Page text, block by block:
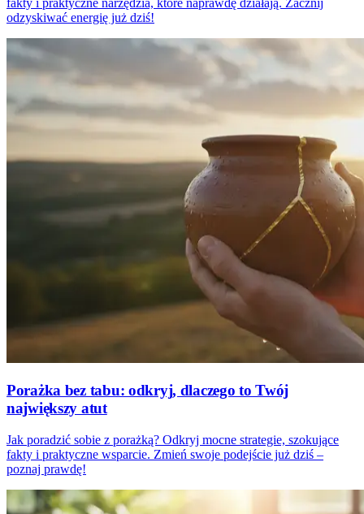
fakty i praktyczne narzędzia, które naprawdę działają. Zacznij
odzyskiwać energię już dziś!
Porażka bez tabu: odkryj, dlaczego to Twój
największy atut
Jak poradzić sobie z porażką? Odkryj mocne strategie, szokujące
fakty i praktyczne wsparcie. Zmień swoje podejście już dziś –
poznaj prawdę!